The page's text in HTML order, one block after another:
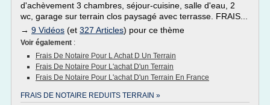
d'achèvement 3 chambres, séjour-cuisine, salle d'eau, 2
wc, garage sur terrain clos paysagé avec terrasse. FRAIS...
→ 9 Vidéos (et 327 Articles) pour ce thème
Voir également :
Frais De Notaire Pour L Achat D Un Terrain
Frais De Notaire Pour L'achat D'un Terrain
Frais De Notaire Pour L'achat D'un Terrain En France
FRAIS DE NOTAIRE REDUITS TERRAIN »